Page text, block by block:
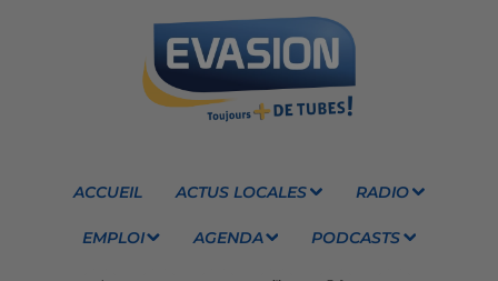
ACCUEIL ACTUS LOCALES RADIO
EMPLOI AGENDA PODCASTS